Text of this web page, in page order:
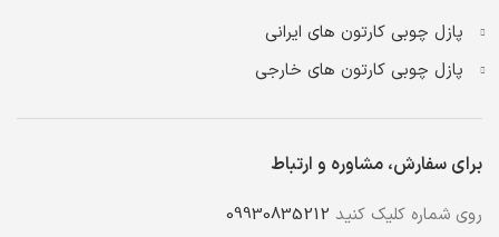
پازل چوبی کارتون های ایرانی
پازل چوبی کارتون های خارجی
برای سفارش، مشاوره و ارتباط
روی شماره کلیک کنید 09930835212